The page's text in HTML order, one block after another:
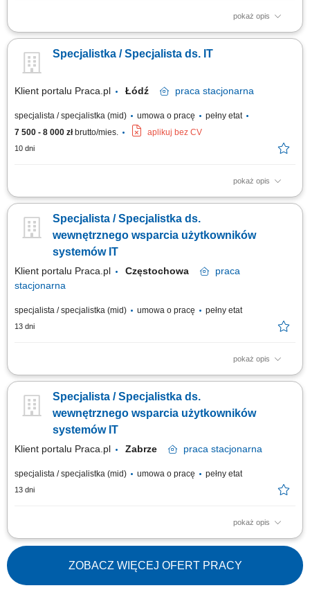
pokaż opis
Wsparcie użytkowników w rozwiązywaniu problemów związanych ze
urządzeń IT. Instalacja i aktualizacja oprogramowania. Konfiguracja oraz
relokacja sprzętu komputerowego między lokalizacjami. Dbanie o
Specjalistka / Specjalista ds. IT
Klient portalu Praca.pl Łódź praca stacjonarna
specjalista / specjalistka (mid) umowa o pracę
pełny etat
7 500 - 8 000 złbrutto/mies. aplikuj bez CV
10 dni
pokaż opis
Zapewnianie wsparcia technicznego użytkownikom stacjonarnie i zdalnie.
dostępów użytkowników. Konfiguracja, przygotowywanie i utrzymanie
komputerów oraz urządzeń peryferyjnych. Wsparcie w administracji i
utrzymaniu systemów...
Specjalista / Specjalistka ds.
wewnętrznego wsparcia użytkowników
systemów IT
Klient portalu Praca.pl Częstochowa
praca
stacjonarna
specjalista / specjalistka (mid) umowa o pracę pełny etat
13 dni
pokaż opis
Wsparcie użytkowników w rozwiązywaniu problemów związanych ze
urządzeń IT. Instalacja i aktualizacja oprogramowania. Konfiguracja oraz
relokacja sprzętu komputerowego między lokalizacjami. Dbanie o
sprawne funkcjonowanie infrastruktury IT.
Specjalista / Specjalistka ds.
wewnętrznego wsparcia użytkowników
systemów IT
Klient portalu Praca.pl Zabrze praca stacjonarna
specjalista / specjalistka (mid) umowa o pracę pełny etat
13 dni
pokaż opis
Wsparcie użytkowników w rozwiązywaniu problemów związanych ze
sprzętem i oprogramowaniem. Diagnostyka oraz usuwanie awarii
urządzeń IT. Instalacja i aktualizacja oprogramowania. Konfiguracja oraz
relokacja sprzętu komputerowego między lokalizacjami. Dbanie o
sprawne funkcjonowanie infrastruktury IT.
ZOBACZ WIĘCEJ OFERT PRACY